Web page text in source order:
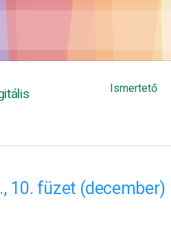
Ismertető
10. füzet (december)